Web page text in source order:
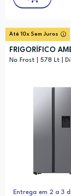
Até 10x Sem Juros
FRIGORÍFICO
No Frost | 578 Lt |
Entrega em 2 a 3